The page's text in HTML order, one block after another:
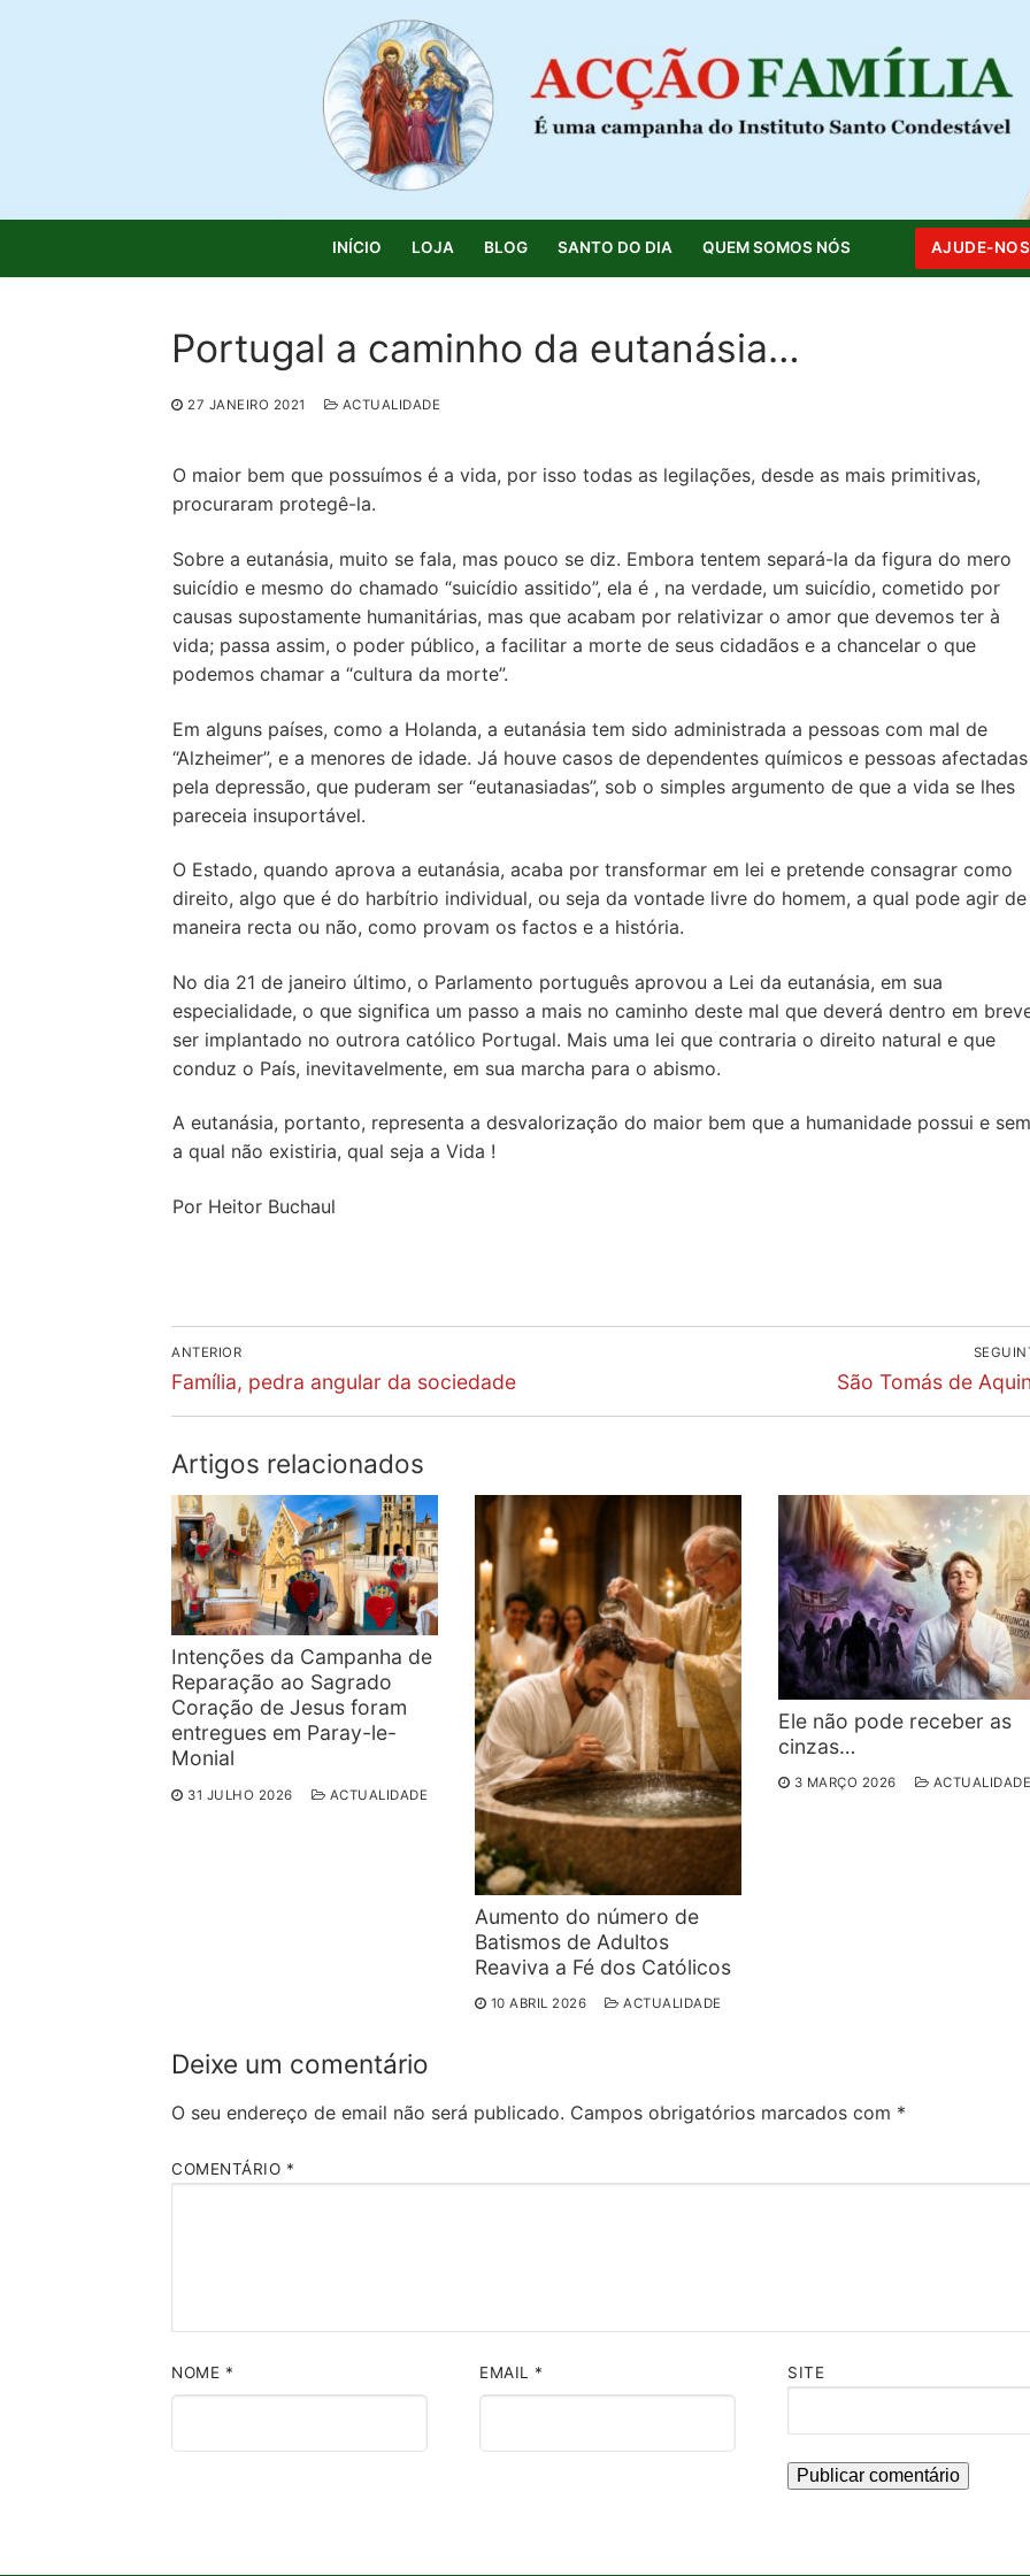
INÍCIO LOJA BLOG SANTO DO DIA QUEM SOMOS NÓS AJUDE-NOS
Início
Blog
Santo do Dia
Quem somos nós
CARRINHO
Portugal a caminho da eutanásia…
27 JANEIRO 2021 ACTUALIDADE
O maior bem que possuímos é a vida, por isso todas as legilações, desde as mais primitivas,
procuraram protegê-la.
Sobre a eutanásia, muito se fala, mas pouco se diz. Embora tentem separá-la da figura do mero
suicídio e mesmo do chamado “suicídio assitido”, ela é , na verdade, um suicídio, cometido por
causas supostamente humanitárias, mas que acabam por relativizar o amor que devemos ter à
vida; passa assim, o poder público, a facilitar a morte de seus cidadãos e a chancelar o que
podemos chamar a “cultura da morte”.
Em alguns países, como a Holanda, a eutanásia tem sido administrada a pessoas com mal de
“Alzheimer”, e a menores de idade. Já houve casos de dependentes químicos e pessoas afectadas
pela depressão, que puderam ser “eutanasiadas”, sob o simples argumento de que a vida se lhes
pareceia insuportável.
O Estado, quando aprova a eutanásia, acaba por transformar em lei e pretende consagrar como
direito, algo que é do harbítrio individual, ou seja da vontade livre do homem, a qual pode agir de
maneira recta ou não, como provam os factos e a história.
No dia 21 de janeiro último, o Parlamento português aprovou a Lei da eutanásia, em sua
especialidade, o que significa um passo a mais no caminho deste mal que deverá dentro em
ser implantado no outrora católico Portugal. Mais uma lei que contraria o direito natural e que
conduz o País, inevitavelmente, em sua marcha para o abismo.
A eutanásia, portanto, representa a desvalorização do maior bem que a humanidade possui e sem
a qual não existiria, qual seja a Vida !
Por Heitor Buchaul
Navegação
de
ANTERIOR
Previous
Família, pedra angular da sociedade
Next
São Tomás de
Artigos relacionados
Intenções da Campanha de
Reparação ao Sagrado
Coração de Jesus foram
entregues em Paray-le-
Monial
31 JULHO 2026 ACTUALIDADE
Aumento do número de
Batismos de Adultos
Reaviva a Fé dos Católicos
10 ABRIL 2026 ACTUALIDADE
Ele não pode receber as
cinzas…
3 MARÇO 2026
Deixe um comentário
O seu endereço de email não será publicado. Campos obrigatórios marcados com *
COMENTÁRIO *
NOME * EMAIL * SITE